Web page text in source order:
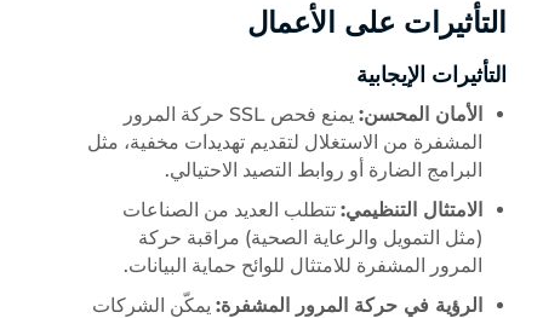
التأثيرات على الأعمال
التأثيرات الإيجابية
الأمان المحسن:
يمنع فحص SSL حركة المرور
المشفرة من الاستغلال لتقديم تهديدات مخفية، مثل
البرامج الضارة أو روابط التصيد الاحتيالي.
الامتثال التنظيمي: تتطلب العديد من الصناعات
(مثل التمويل والرعاية الصحية) مراقبة حركة
المرور المشفرة للامتثال للوائح حماية البيانات.
الرؤية في حركة المرور المشفرة: يمكّن الشركات